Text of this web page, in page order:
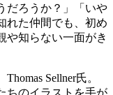
だろうか？」「いや
た仲間でも、初め
や知らない一面がき
Sellner氏。
ちのイラストを手が